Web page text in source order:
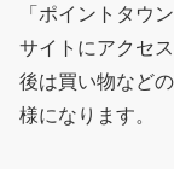
「ポイントタウ
サイトにアクセス
後は買い物など
様になります。